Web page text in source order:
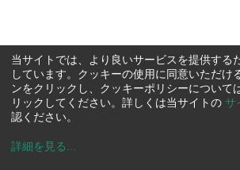
当サイトでは、より良いサービスを提供する
しています。クッキーの使用に同意いただけ
ンをクリックし、クッキーポリシーについて
リックしてください。詳しくは当サイトの サ
認ください。
詳細を見る ...